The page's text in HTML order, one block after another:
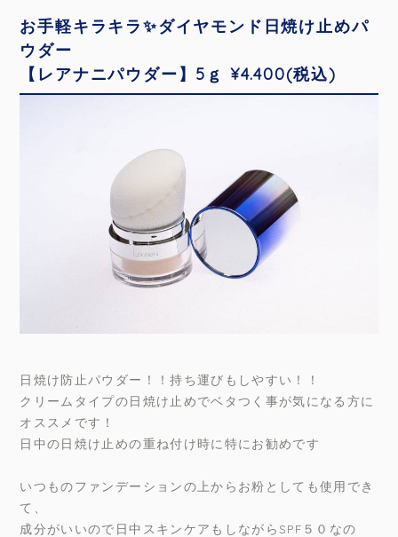
お手軽キラキラ✨ダイヤモンド日焼け止めパ
ウダー
【レアナニパウダー】5ｇ ¥4.400(税込)
日焼け防止パウダー！！持ち運びもしやすい！！
クリームタイプの日焼け止めでベタつく事が気になる方に
オススメです！
日中の日焼け止めの重ね付け時に特にお勧めです
いつものファンデーションの上からお粉としても使用でき
て、
成分がいいので日中スキンケアもしながらSPF５０なの